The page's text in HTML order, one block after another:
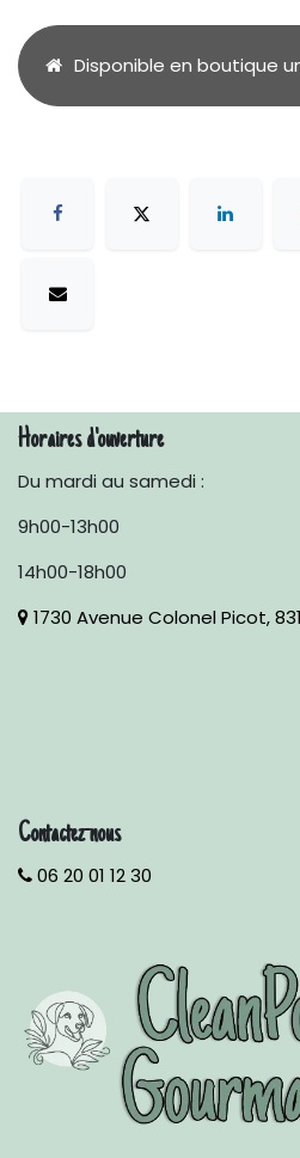
Disponible en boutique
Horaires d'ouverture
Du mardi au samedi :
9h00-13h00
14h00-18h00
1730 Avenue Colonel Picot,
Contactez-nous
06 20 01 12 30